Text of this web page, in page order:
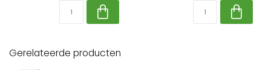
Gerelateerde producten